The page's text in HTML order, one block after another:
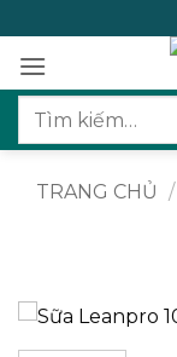
qua
nội
dung
Tìm
TRANG CHỦ /